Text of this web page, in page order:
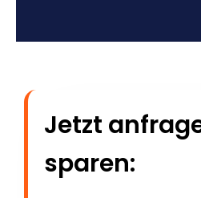
Jetzt
sparen: